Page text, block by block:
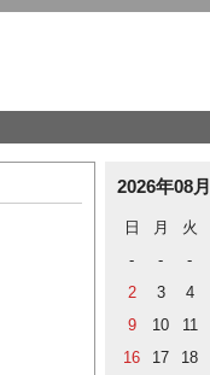
2026年08月
日 月 火
-
- -
2
3 4
9
10 11
16
17 18